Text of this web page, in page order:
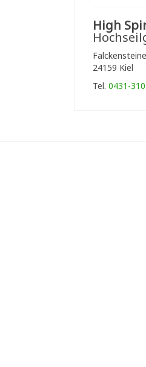
High
24159 Kiel
Tel. 0431-